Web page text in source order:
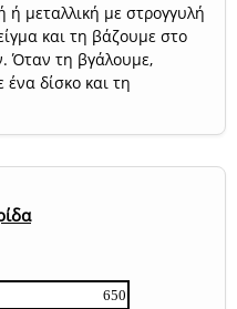
μεταλλική με στρογγυλή
και τη βάζουμε στο
Όταν τη βγάλουμε,
δίσκο και τη
650